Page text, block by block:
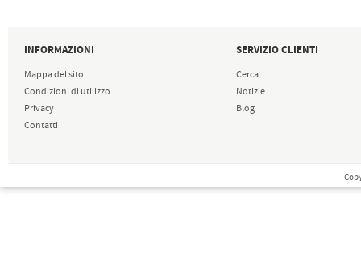
INFORMAZIONI
Mappa del sito
Condizioni di utilizzo
Privacy
Contatti
SERVIZIO CLIENTI
Cerca
Notizie
Blog